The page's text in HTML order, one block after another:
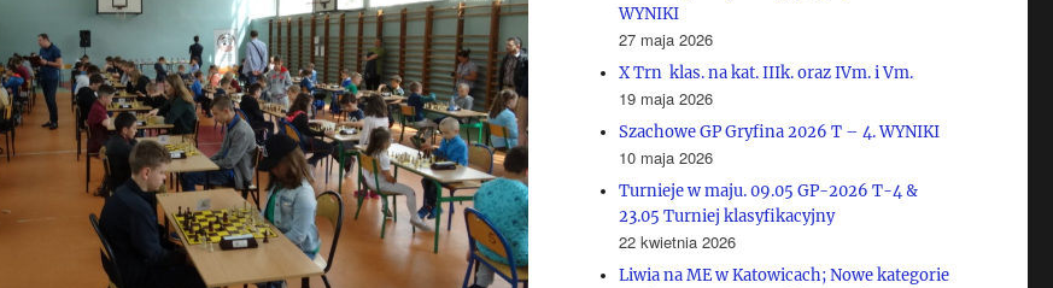
WYNIKI
27 maja 2026
X Trn klas. na kat. IIIk. oraz IVm. i Vm.
19 maja 2026
Szachowe GP Gryfina 2026 T – 4. WYNIKI
10 maja 2026
Turnieje w maju. 09.05 GP-2026 T-4 &
23.05 Turniej klasyfikacyjny
22 kwietnia 2026
Liwia na ME w Katowicach; Nowe kategorie